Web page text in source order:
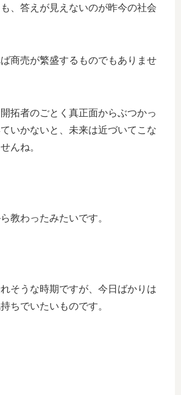
、答えが見えないのが昨今の社会
商売が繁盛するものでもありませ
拓者のごとく真正面からぶつかっ
いかないと、未来は近づいてこな
んね。
教わったみたいです。
そうな時期ですが、今日ばかりは
ちでいたいものです。